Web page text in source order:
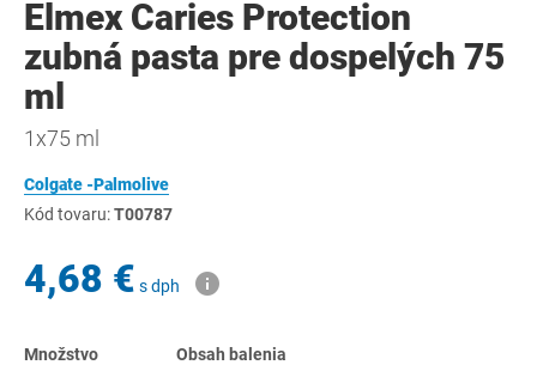
Elmex Caries Protection
zubná pasta pre dospelých 75
ml
1x75 ml
Colgate -Palmolive
Kód tovaru:T00787
4,68 € s dph
Množstvo Obsah balenia